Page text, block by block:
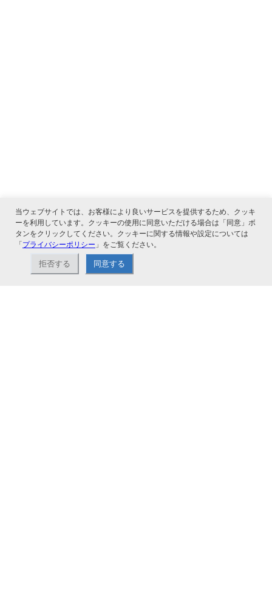
関連サービス
当ウェブサイトでは、お客様により良いサービスを提供するため、クッキ
ーを利用しています。クッキーの使用に同意いただける場合は「同意」ボ
タンをクリックしてください。クッキーに関する情報や設定については
「プライバシーポリシー 」をご覧ください。
拒否する 同意する